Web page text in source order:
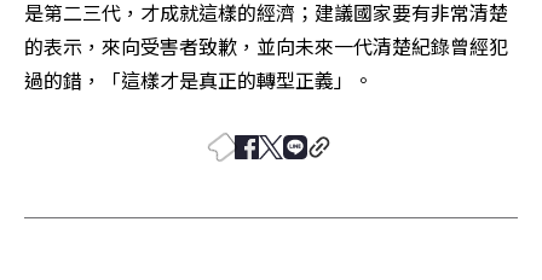
是第二三代，才成就這樣的經濟；建議國家要有非常清楚
的表示，來向受害者致歉，並向未來一代清楚紀錄曾經犯
過的錯，「這樣才是真正的轉型正義」。